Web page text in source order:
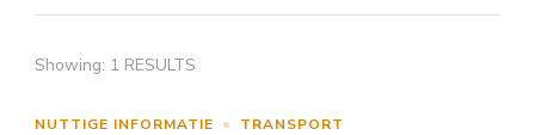
Showing: 1 RESULTS
NUTTIGE INFORMATIE TRANSPORT